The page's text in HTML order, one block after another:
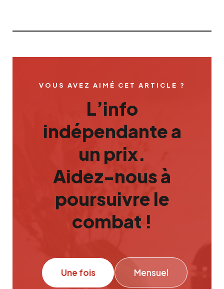
VOUS AVEZ AIMÉ CET ARTICLE ?
L’info
indépendante a
un prix.
Aidez-nous à
poursuivre le
combat !
Une fois Mensuel